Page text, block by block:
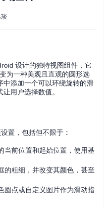
设计的独特视图组件，它
为一种美观且直观的圆形选
中添加一个可以环绕旋转的滑
用户选择数值。
置，包括但不限于：
当前位置和起始位置，使用基
的粗细，并改变其颜色，甚至
圆点或自定义图片作为滑动指